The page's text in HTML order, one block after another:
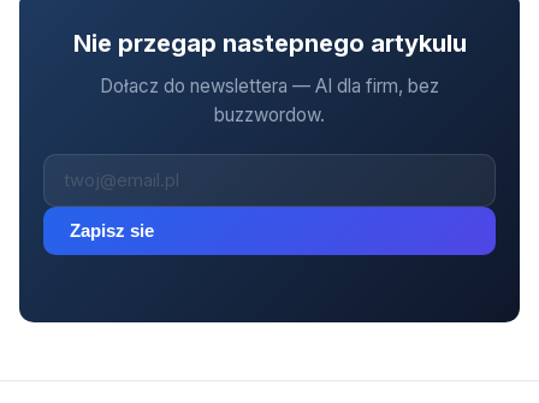
Nie przegap nastepnego artykulu
Dołacz do newslettera — AI dla firm, bez
buzzwordow.
Zapisz sie